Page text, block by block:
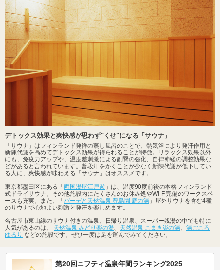
デトックス効果と爽快感が思わず"くせ"になる「サウナ」
「サウナ」はフィンランド発祥の蒸し風呂のことで、熱気浴により発汗作用と
新陳代謝を高めてデトックス効果が得られることが特徴。リラックス効果以外
にも、免疫力アップや、温度差刺激による副腎の強化、自律神経の調整効果な
どがあると言われています。普段汗をかくことが少なく新陳代謝が低下してい
る人に、爽快感が味わえる「サウナ」はオススメです。
東京都墨田区にある「 両国湯屋江戸遊 」は、温度90度前後の本格フィンランド
式ドライサウナ。その他施設内にたくさんのお休み処やWi-Fi完備のワークスペ
ースも充実。また、「 バーデと天然温泉 豊島園 庭の湯 」屋外サウナを含む4種
のサウナで心地よい刺激と発汗を楽しめます。
名古屋市東山線のサウナ付きの温泉、日帰り温泉、スーパー銭湯の中でも特に
人気があるのは、 天然温泉 みどり楽の湯、 天然温泉 こまき楽の湯、 湯ごころ
ゆるり などの施設です。ぜひ一度は足を運んでみてください。
第20回ニフティ温泉年間ランキング2025